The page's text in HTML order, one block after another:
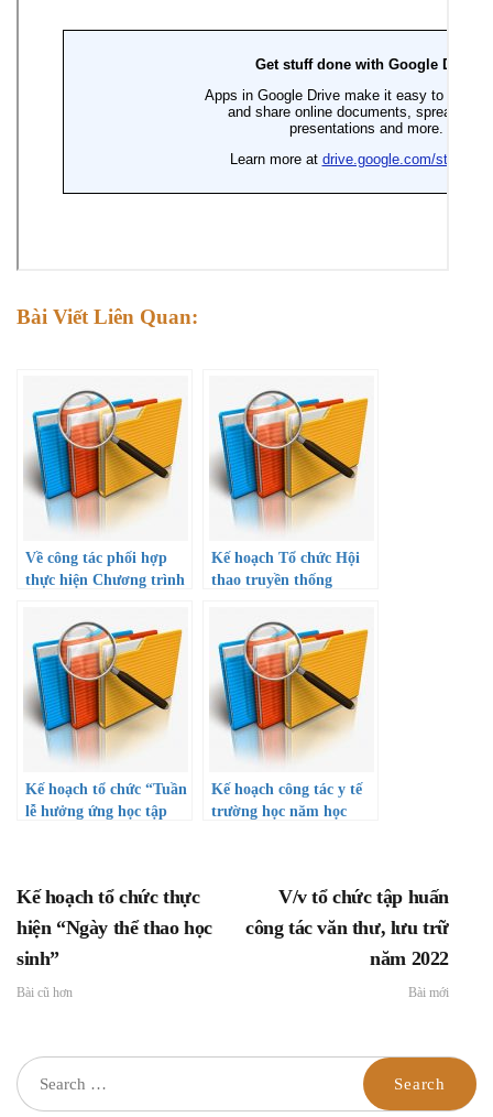
Bài Viết Liên Quan:
Về công tác phối hợp
thực hiện Chương trình
học cho học sinh giỏi
thuộc diện khó khăn và
gia đình chính sách
Thành phố mang tên
Bác
Kế hoạch Tổ chức Hội
thao truyền thống
phố chào mừng kỷ niệm
40 năm Ngày Nhà giáo
Việt Nam (20/11/1982 –
20/11/2022)
Kế hoạch tổ chức “Tuần
lễ hưởng ứng học tập
Kế hoạch công tác y tế
trường học năm học
Kế hoạch tổ chức thực
hiện “Ngày thể thao học
sinh”
Bài cũ hơn
V/v tổ chức tập huấn
công tác văn thư, lưu trữ
năm 2022
Bài mới